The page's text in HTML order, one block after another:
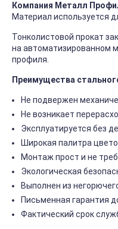
Компания Металл
Материал используется
Тонколистовой прокат
на автоматизированном
профиля.
Преимущества
Не подвержен
Не возникает
Эксплуатируется без
Широкая палитра
Монтаж прост и не
Экологическая
Выполнен из
Письменная гарантия
Фактический срок